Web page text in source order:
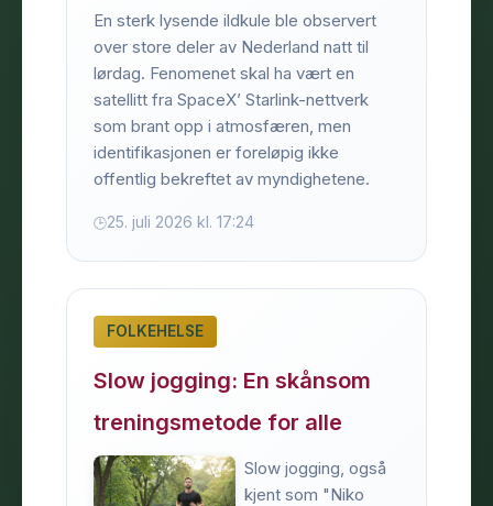
En sterk lysende ildkule ble observert
over store deler av Nederland natt til
lørdag. Fenomenet skal ha vært en
satellitt fra SpaceX’ Starlink-nettverk
som brant opp i atmosfæren, men
identifikasjonen er foreløpig ikke
offentlig bekreftet av myndighetene.
25. juli 2026 kl. 17:24
FOLKEHELSE
Slow jogging: En skånsom
treningsmetode for alle
Slow jogging, også
kjent som "Niko